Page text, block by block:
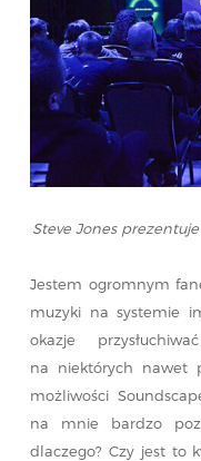
Steve Jones
Jestem ogromnym
muzyki na systemie
okazje
na niektórych nawet
możliwości
na mnie bardzo
dlaczego? Czy jest to